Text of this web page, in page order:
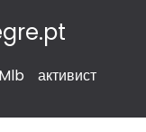
Mlb активист